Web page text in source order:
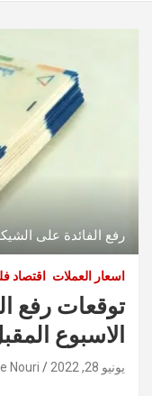
رفع الفائدة على
اسعار العملات اقتصاد
توقعات رفع
الاسبوع
يونيو 28, 2022 Nouri